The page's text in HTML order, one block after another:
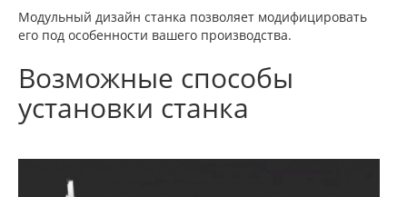
Модульный дизайн станка позволяет модифицировать
его под особенности вашего производства.
Возможные способы
установки станка